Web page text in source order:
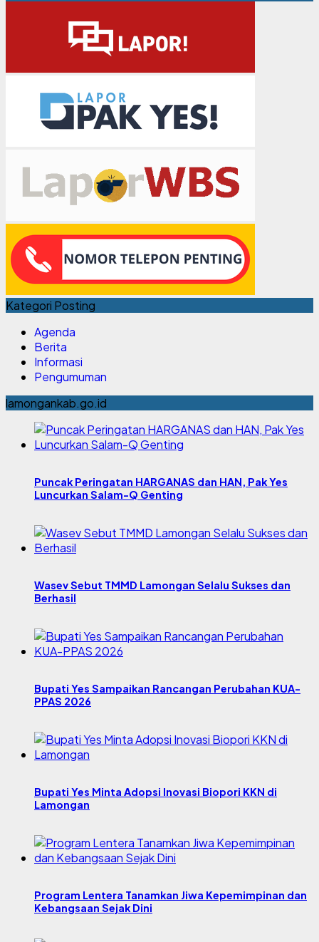
Kategori Posting
Agenda
Berita
Informasi
Pengumuman
lamongankab.go.id
Puncak Peringatan HARGANAS dan HAN, Pak Yes
Luncurkan Salam-Q Genting
Wasev Sebut TMMD Lamongan Selalu Sukses dan
Berhasil
Bupati Yes Sampaikan Rancangan Perubahan KUA-
PPAS 2026
Bupati Yes Minta Adopsi Inovasi Biopori KKN di
Lamongan
Program Lentera Tanamkan Jiwa Kepemimpinan dan
Kebangsaan Sejak Dini